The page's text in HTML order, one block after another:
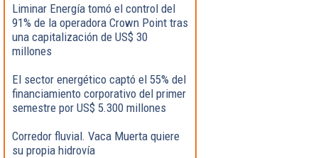
Liminar Energía tomó el control del
91% de la operadora Crown Point tras
una capitalización de US$ 30
millones
El sector energético captó el 55% del
financiamiento corporativo del primer
semestre por US$ 5.300 millones
Corredor fluvial. Vaca Muerta quiere
su propia hidrovía